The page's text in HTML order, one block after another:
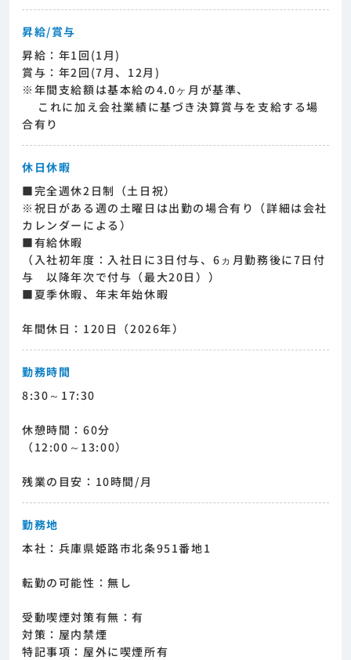
昇給/賞与
昇給：年1回(1月)
賞与：年2回(7月、12月)
※年間支給額は基本給の4.0ヶ月が基準、
これに加え会社業績に基づき決算賞与を支給する場
合有り
休日休暇
■完全週休2日制（土日祝）
※祝日がある週の土曜日は出勤の場合有り（詳細は会社
カレンダーによる）
■有給休暇
（入社初年度：入社日に3日付与、6ヵ月勤務後に7日付
与 以降年次で付与（最大20日））
■夏季休暇、年末年始休暇
年間休日：120日（2026年）
勤務時間
8:30～17:30
休憩時間：60分
（12:00～13:00）
残業の目安：10時間/月
勤務地
本社：兵庫県姫路市北条951番地1
転勤の可能性：無し
受動喫煙対策有無：有
対策：屋内禁煙
特記事項：屋外に喫煙所有